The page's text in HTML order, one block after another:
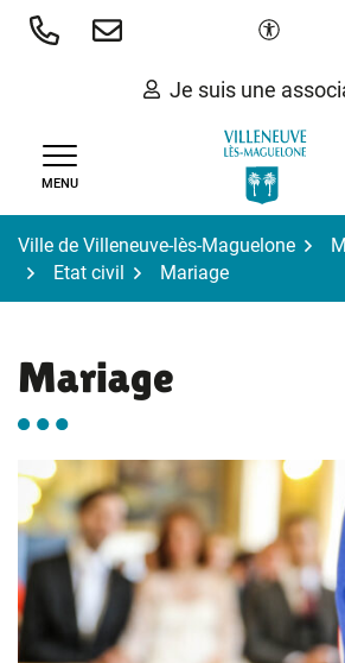
Aller
Je suis une
MENU
Ville de Villeneuve-lès-Maguelone
Etat civil
Mariage
Mariage